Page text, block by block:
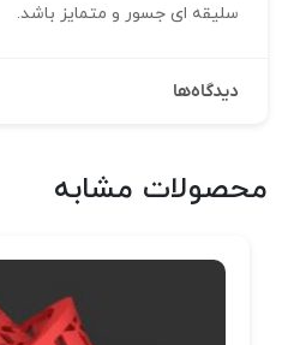
سلیقه‌ ای جسور و متمایز باشد.
دیدگاه‌ها
محصولات مشابه